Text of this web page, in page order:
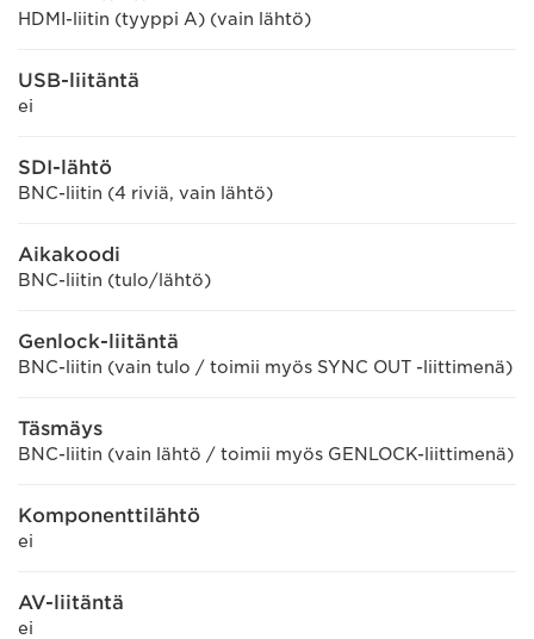
HDMI-liitin (tyyppi A) (vain lähtö)
USB-liitäntä
ei
SDI-lähtö
BNC-liitin (4 riviä, vain lähtö)
Aikakoodi
BNC-liitin (tulo/lähtö)
Genlock-liitäntä
BNC-liitin (vain tulo / toimii myös SYNC OUT -liittimenä)
Täsmäys
BNC-liitin (vain lähtö / toimii myös GENLOCK-liittimenä)
Komponenttilähtö
ei
AV-liitäntä
ei